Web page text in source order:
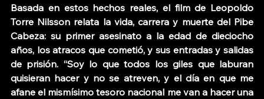
Basada en estos hechos reales, el film de Leopoldo
Torre Nilsson relata la vida, carrera y muerte del Pibe
Cabeza: su primer asesinato a la edad de dieciocho
años, los atracos que cometió, y sus entradas y salidas
de prisión. “Soy lo que todos los giles que laburan
quisieran hacer y no se atreven, y el día en que me
afane el mismísimo tesoro nacional me van a hacer una